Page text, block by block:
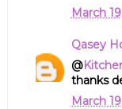
March
Qasey
@
thanks
March